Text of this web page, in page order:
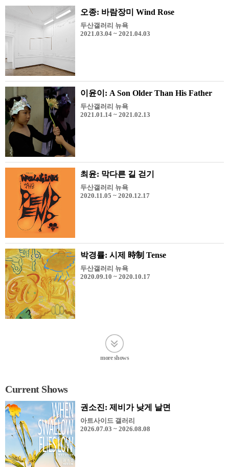
오종: 바람장미 Wind Rose
두산갤러리 뉴욕
2021.03.04 ~ 2021.04.03
이윤이: A Son Older Than His Father
두산갤러리 뉴욕
2021.01.14 ~ 2021.02.13
최윤: 막다른 길 걷기
두산갤러리 뉴욕
2020.11.05 ~ 2020.12.17
박경률: 시제 時制 Tense
두산갤러리 뉴욕
2020.09.10 ~ 2020.10.17
more shows
Current Shows
권소진: 제비가 낮게 날면
아트사이드 갤러리
2026.07.03 ~ 2026.08.08